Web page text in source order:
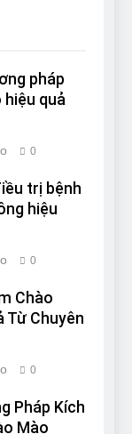
pháp
hiệu quả
0
trị bệnh
hiệu
0
Chào
Từ Chuyên
0
Pháp Kích
Mào